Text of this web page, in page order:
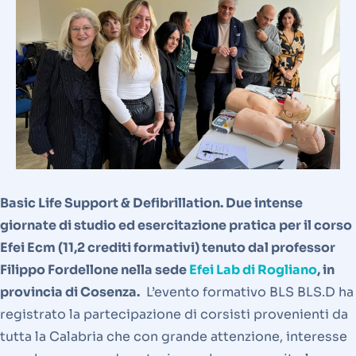
Basic Life Support & Defibrillation. Due intense
giornate di studio ed esercitazione pratica per il corso
Efei Ecm (11,2 crediti formativi) tenuto dal professor
Filippo Fordellone nella sedeEfei Lab di Rogliano, in
provincia di Cosenza. L’evento formativo BLS BLS.D ha
registrato la partecipazione di corsisti provenienti da
tutta la Calabria che con grande attenzione, interesse